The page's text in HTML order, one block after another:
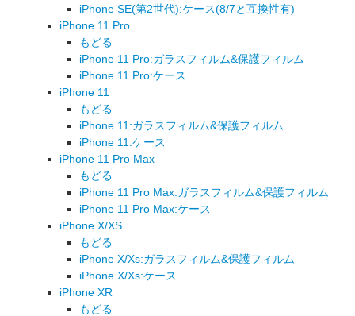
iPhone SE(第2世代):ケース(8/7と互換性有)
iPhone 11 Pro
もどる
iPhone 11 Pro:ガラスフィルム&保護フィルム
iPhone 11 Pro:ケース
iPhone 11
もどる
iPhone 11:ガラスフィルム&保護フィルム
iPhone 11:ケース
iPhone 11 Pro Max
もどる
iPhone 11 Pro Max:ガラスフィルム&保護フィルム
iPhone 11 Pro Max:ケース
iPhone X/XS
もどる
iPhone X/Xs:ガラスフィルム&保護フィルム
iPhone X/Xs:ケース
iPhone XR
もどる